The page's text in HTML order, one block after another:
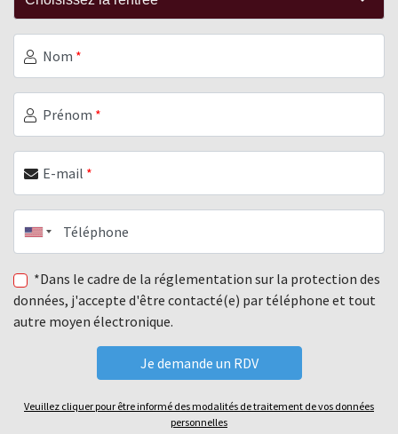
Nom *
Prénom *
E-mail *
Téléphone
*Dans le cadre de la réglementation sur la protection des
données, j'accepte d'être contacté(e) par téléphone et tout
autre moyen électronique.
Veuillez cliquer pour être informé des modalités de traitement de vos données
personnelles